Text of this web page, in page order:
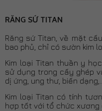
RĂNG SỨ TITAN
Răng sứ Titan, về mặt
bao phủ, chỉ có sườn kim
Kim loại Titan thuần y
sử dụng trong cấy ghép
dị ứng, ung thư, biến dạng,…
Kim loại Titan có tính
hợp tốt với tổ chức xương